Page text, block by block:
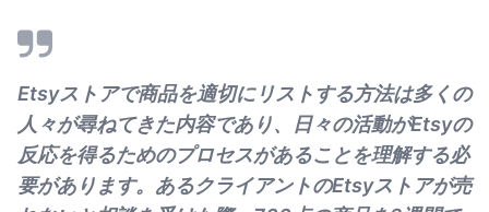
Etsyストアで商品を適切にリストする方法は多くの
人々が尋ねてきた内容であり、日々の活動がEtsyの
反応を得るためのプロセスがあることを理解する必
要があります。あるクライアントのEtsyストアが売